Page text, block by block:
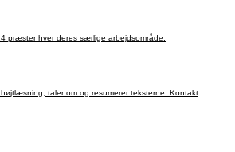
præster hver deres særlige arbejdsområde.
taler om og resumerer teksterne. Kontakt